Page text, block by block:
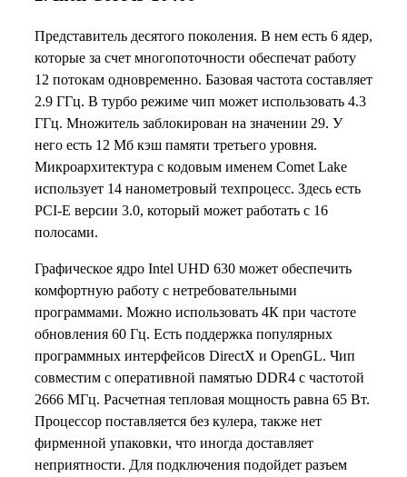
Представитель десятого поколения. В нем есть 6 ядер,
которые за счет многопоточности обеспечат работу
12 потокам одновременно. Базовая частота составляет
2.9 ГГц. В турбо режиме чип может использовать 4.3
ГГц. Множитель заблокирован на значении 29. У
него есть 12 Мб кэш памяти третьего уровня.
Микроархитектура с кодовым именем Comet Lake
использует 14 нанометровый техпроцесс. Здесь есть
PCI-E версии 3.0, который может работать с 16
полосами.
Графическое ядро Intel UHD 630 может обеспечить
комфортную работу с нетребовательными
программами. Можно использовать 4К при частоте
обновления 60 Гц. Есть поддержка популярных
программных интерфейсов DirectX и OpenGL. Чип
совместим с оперативной памятью DDR4 с частотой
2666 МГц. Расчетная тепловая мощность равна 65 Вт.
Процессор поставляется без кулера, также нет
фирменной упаковки, что иногда доставляет
неприятности. Для подключения подойдет разъем